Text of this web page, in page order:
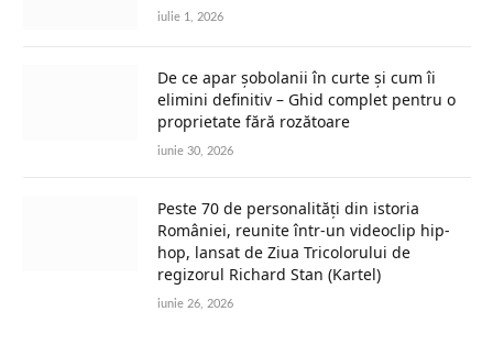
iulie 1, 2026
De ce apar șobolanii în curte și cum îi
elimini definitiv – Ghid complet pentru o
proprietate fără rozătoare
iunie 30, 2026
Peste 70 de personalități din istoria
României, reunite într-un videoclip hip-
hop, lansat de Ziua Tricolorului de
regizorul Richard Stan (Kartel)
iunie 26, 2026